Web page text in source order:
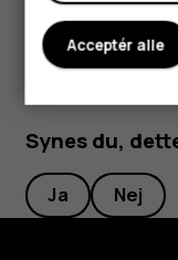
Synes du,
Ja Nej
Acceptér alle